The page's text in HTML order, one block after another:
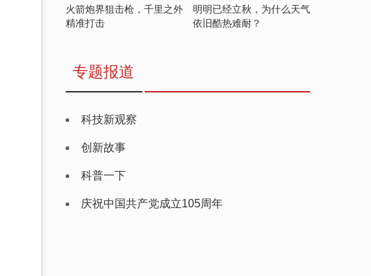
火箭炮界狙击枪，千里之外
精准打击
明明已经立秋，为什么天气
依旧酷热难耐？
专题报道
科技新观察
创新故事
科普一下
庆祝中国共产党成立105周年